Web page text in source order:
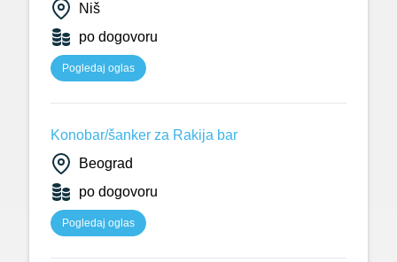
Niš
po dogovoru
Pogledaj oglas
Konobar/šanker za Rakija bar
Beograd
po dogovoru
Pogledaj oglas